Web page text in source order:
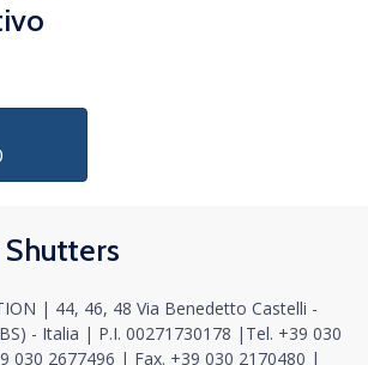
Shutters
| 44, 46, 48 Via Benedetto Castelli -
- Italia | P.I. 00271730178 | Tel. +39 030
030 2677496 | Fax. +39 030 2170480 |